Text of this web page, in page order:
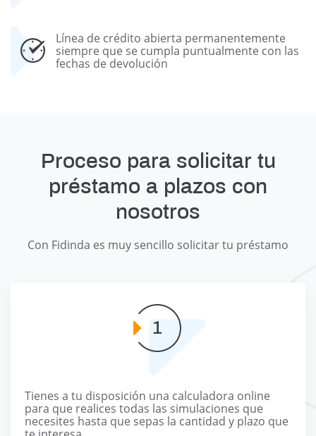
Línea de crédito abierta permanentemente
siempre que se cumpla puntualmente con las
fechas de devolución
Proceso para solicitar tu
préstamo a plazos con
nosotros
Con Fidinda es muy sencillo solicitar tu préstamo
Tienes a tu disposición una calculadora online
para que realices todas las simulaciones que
necesites hasta que sepas la cantidad y plazo que